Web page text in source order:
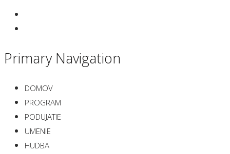
Primary Navigation
DOMOV
PROGRAM
PODUJATIE
UMENIE
HUDBA